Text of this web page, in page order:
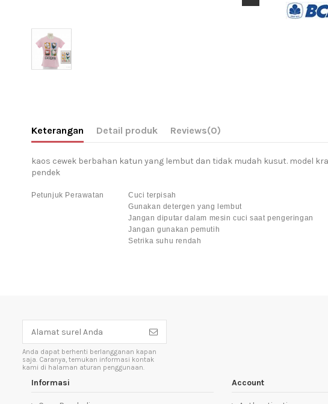
Keterangan Detail produk Reviews(0)
kaos cewek berbahan katun yang lembut dan tidak mudah kusut. model
pendek
Petunjuk Perawatan
Cuci terpisah
Gunakan detergen yang lembut
Jangan diputar dalam mesin cuci saat pengeringan
Jangan gunakan pemutih
Setrika suhu rendah
Anda dapat berhenti berlangganan kapan
saja. Caranya, temukan informasi kontak
kami di halaman aturan penggunaan.
Informasi Account